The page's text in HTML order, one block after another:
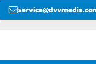
service@